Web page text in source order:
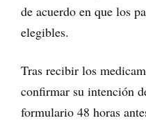
de acuerdo en que los
elegibles.
Tras recibir los
confirmar su intención
formulario 48 horas